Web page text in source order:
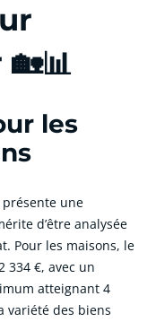
les
une
d’être analysée
Pour les maisons, le
334 €, avec un
atteignant 4
variété des biens